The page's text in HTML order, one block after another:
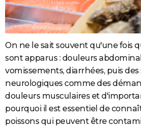
On ne le sait souvent qu'une fois
sont apparus : douleurs
vomissements, diarrhées, puis des
neurologiques comme des
douleurs musculaires et
pourquoi il est essentiel de
poissons qui peuvent être